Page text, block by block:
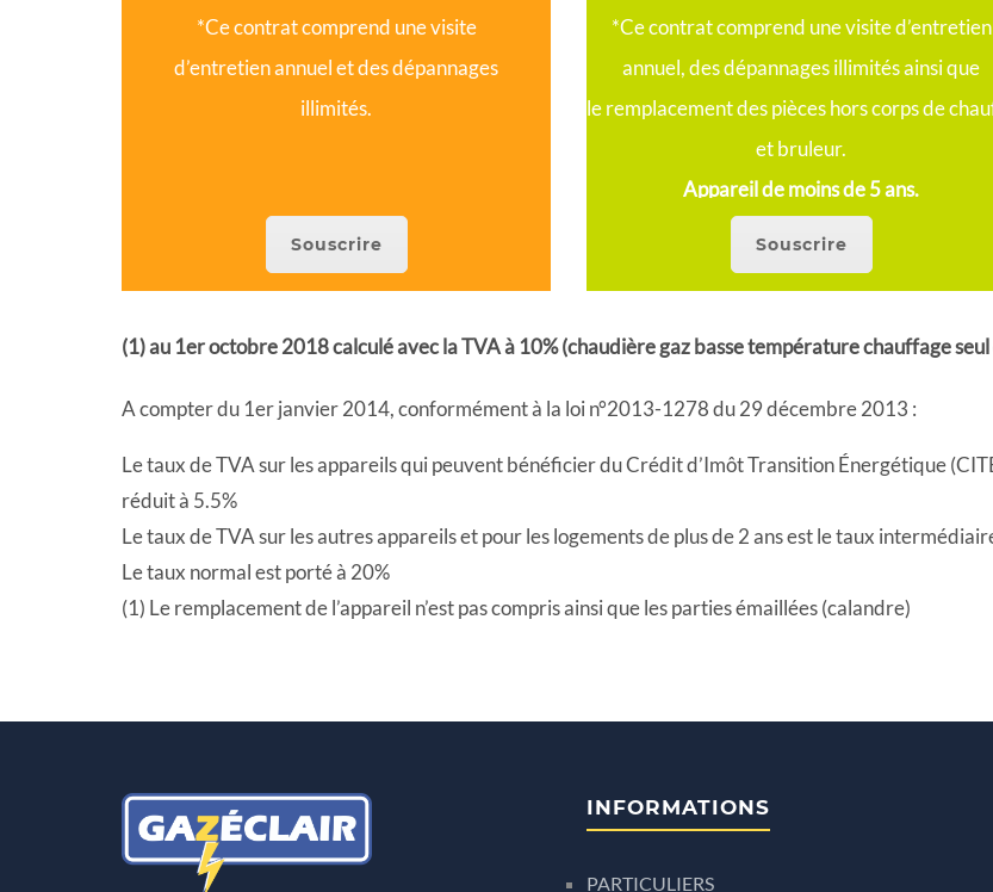
*Ce contrat comprend une visite
d’entretien annuel et des dépannages
illimités.
Souscrire
*Ce contrat comprend une visite d’entretien
annuel, des dépannages illimités ainsi que
le remplacement des pièces hors corps de
et bruleur.
Appareil de moins de 5 ans.
Souscrire
(1) au 1er octobre 2018 calculé avec la TVA à 10% (chaudière gaz basse température chauffage
A compter du 1er janvier 2014, conformément à la loi n°2013-1278 du 29 décembre 2013 :
Le taux de TVA sur les appareils qui peuvent bénéficier du Crédit d’Imôt Transition Énergétique
réduit à 5.5%
Le taux de TVA sur les autres appareils et pour les logements de plus de 2 ans est le taux
Le taux normal est porté à 20%
(1) Le remplacement de l’appareil n’est pas compris ainsi que les parties émaillées (calandre)
INFORMATIONS
PARTICULIERS